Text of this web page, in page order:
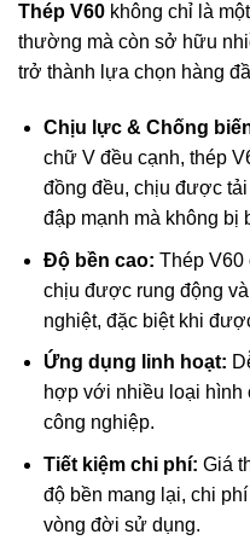
Thép V60 không chỉ là
thường mà còn sở hữu
trở thành lựa chọn hàng
Chịu lực & Chống
chữ V đều cạnh, thép
đồng đều, chịu được
đập mạnh mà không bị
Độ bền cao: Thép V60
chịu được rung động
nghiệt, đặc biệt khi
Ứng dụng linh hoạt:
hợp với nhiều loại hình
công nghiệp.
Tiết kiệm chi phí: Giá
độ bền mang lại, chi
vòng đời sử dụng.